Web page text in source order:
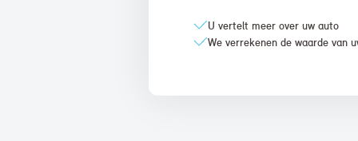
U vertelt meer over uw auto
We verrekenen de waarde van